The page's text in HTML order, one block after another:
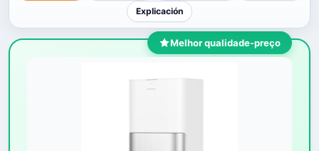
Explicación
Melhor qualidade-preço